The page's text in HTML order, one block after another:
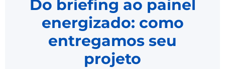
Do briefing ao painel
energizado: como
entregamos seu
projeto